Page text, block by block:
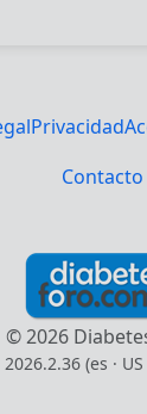
Privacidad
Contacto
© 2026
(es ·